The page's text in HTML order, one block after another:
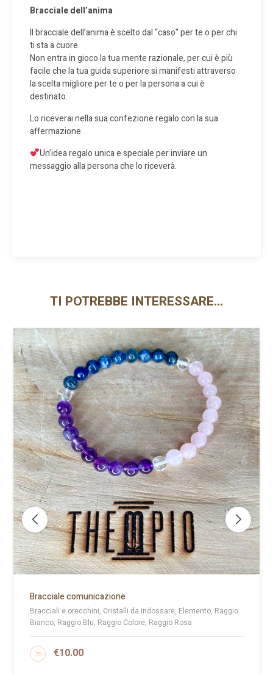
Bracciale dell’anima
Il bracciale dell’anima è scelto dal “caso” per te o per chi
ti sta a cuore.
Non entra in gioco la tua mente razionale, per cui è più
facile che la tua guida superiore si manifesti attraverso
la scelta migliore per te o per la persona a cui è
destinato.
Lo riceverai nella sua confezione regalo con la sua
affermazione.
Un’idea regalo unica e speciale per inviare un
messaggio alla persona che lo riceverà.
TI POTREBBE INTERESSARE…
Bracciale comunicazione
Bracciali e orecchini, Cristalli da indossare, Elemento, Raggio
Bianco, Raggio Blu, Raggio Colore, Raggio Rosa
€10.00
AGGIUNGI AL CARRELLO